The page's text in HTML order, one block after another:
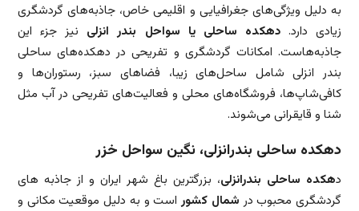
به دلیل ویژگی‌های جغرافیایی و اقلیمی خاص، جاذبه‌های گردشگری
زیادی دارد.دهکده ساحلی یا سواحل بندر انزلی نیز جزء این
جاذبه‌هاست. امکانات گردشگری و تفریحی در دهکده‌های ساحلی
بندر انزلی شامل ساحل‌های زیبا، فضاهای سبز، رستوران‌ها و
کافی‌شاپ‌ها، فروشگاه‌های محلی و فعالیت‌های تفریحی در آب مثل
شنا و قایقرانی می‌شوند.
دهکده ساحلی بندرانزلی، نگین سواحل خزر
دهکده ساحلی بندرانزلی، بزرگترین باغ شهر ایران و از جاذبه های
گردشگری محبوب در شمال کشوراست و به دلیل موقعیت مکانی و